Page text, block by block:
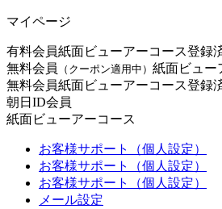
マイページ
有料会員紙面ビューアーコース登録
無料会員
（クーポン適用中） 紙面ビュー
無料会員紙面ビューアーコース登録
朝日ID会員
紙面ビューアーコース
お客様サポート（個人設定）
お客様サポート（個人設定）
お客様サポート（個人設定）
メール設定